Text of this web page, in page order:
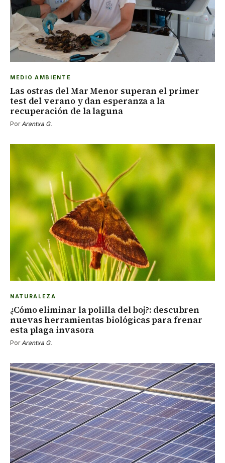
MEDIO AMBIENTE
Las ostras del Mar Menor superan el primer
test del verano y dan esperanza a la
recuperación de la laguna
Por Arantxa G.
NATURALEZA
¿Cómo eliminar la polilla del boj?: descubren
nuevas herramientas biológicas para frenar
esta plaga invasora
Por Arantxa G.